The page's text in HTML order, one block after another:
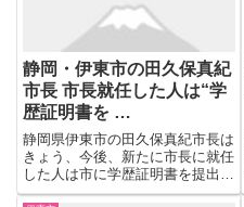
静岡・伊東市の田久保真紀
市長 市長就任した人は“学
歴証明書を …
静岡県伊東市の田久保真紀市長は
きょう、今後、新たに市長に就任
した人は市に学歴証明書を提出す
ることなどとした新たな要領を制